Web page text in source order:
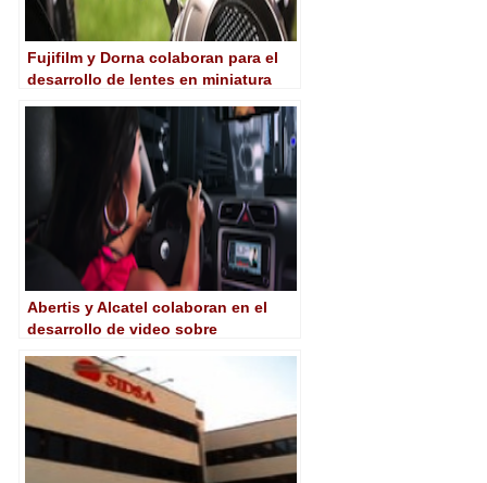
Fujifilm y Dorna colaboran para el
desarrollo de lentes en miniatura
Abertis y Alcatel colaboran en el
desarrollo de video sobre